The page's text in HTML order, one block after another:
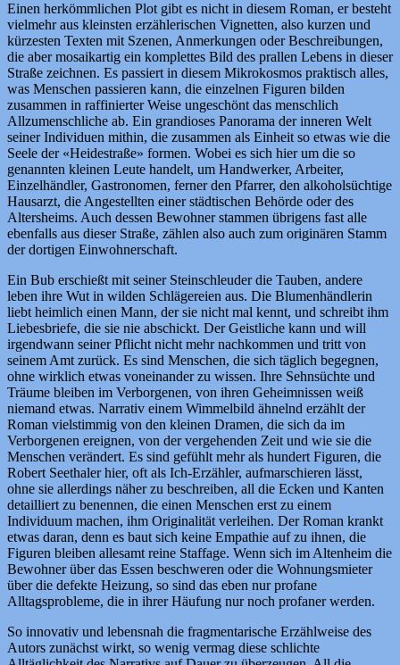
Einen herkömmlichen Plot gibt es nicht in diesem Roman, er besteht
vielmehr aus kleinsten erzählerischen Vignetten, also kurzen und
kürzesten Texten mit Szenen, Anmerkungen oder Beschreibungen,
die aber mosaikartig ein komplettes Bild des prallen Lebens in dieser
Straße zeichnen. Es passiert in diesem Mikrokosmos praktisch alles,
was Menschen passieren kann, die einzelnen Figuren bilden
zusammen in raffinierter Weise ungeschönt das menschlich
Allzumenschliche ab. Ein grandioses Panorama der inneren Welt
seiner Individuen mithin, die zusammen als Einheit so etwas wie die
Seele der «Heidestraße» formen. Wobei es sich hier um die so
genannten kleinen Leute handelt, um Handwerker, Arbeiter,
Einzelhändler, Gastronomen, ferner den Pfarrer, den alkoholsüchtige
Hausarzt, die Angestellten einer städtischen Behörde oder des
Altersheims. Auch dessen Bewohner stammen übrigens fast alle
ebenfalls aus dieser Straße, zählen also auch zum originären Stamm
der dortigen Einwohnerschaft.
Ein Bub erschießt mit seiner Steinschleuder die Tauben, andere
leben ihre Wut in wilden Schlägereien aus. Die Blumenhändlerin
liebt heimlich einen Mann, der sie nicht mal kennt, und schreibt ihm
Liebesbriefe, die sie nie abschickt. Der Geistliche kann und will
irgendwann seiner Pflicht nicht mehr nachkommen und tritt von
seinem Amt zurück. Es sind Menschen, die sich täglich begegnen,
ohne wirklich etwas voneinander zu wissen. Ihre Sehnsüchte und
Träume bleiben im Verborgenen, von ihren Geheimnissen weiß
niemand etwas. Narrativ einem Wimmelbild ähnelnd erzählt der
Roman vielstimmig von den kleinen Dramen, die sich da im
Verborgenen ereignen, von der vergehenden Zeit und wie sie die
Menschen verändert. Es sind gefühlt mehr als hundert Figuren, die
Robert Seethaler hier, oft als Ich-Erzähler, aufmarschieren lässt,
ohne sie allerdings näher zu beschreiben, all die Ecken und Kanten
detailliert zu benennen, die einen Menschen erst zu einem
Individuum machen, ihm Originalität verleihen. Der Roman krankt
etwas daran, denn es baut sich keine Empathie auf zu ihnen, die
Figuren bleiben allesamt reine Staffage. Wenn sich im Altenheim die
Bewohner über das Essen beschweren oder die Wohnungsmieter
über die defekte Heizung, so sind das eben nur profane
Alltagsprobleme, die in ihrer Häufung nur noch profaner werden.
So innovativ und lebensnah die fragmentarische Erzählweise des
Autors zunächst wirkt, so wenig vermag diese schlichte